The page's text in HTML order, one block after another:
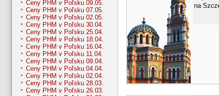
Ceny PHM v Poľsku 09.05.
Ceny PHM v Poľsku 07.05.
Ceny PHM v Poľsku 02.05.
Ceny PHM v Poľsku 30.04.
Ceny PHM v Poľsku 25.04.
Ceny PHM v Poľsku 18.04.
Ceny PHM v Poľsku 16.04.
Ceny PHM v Poľsku 11.04.
Ceny PHM v Poľsku 09.04.
Ceny PHM v Poľsku 04.04.
Ceny PHM v Poľsku 02.04.
Ceny PHM v Poľsku 28.03.
Ceny PHM v Poľsku 26.03.
na